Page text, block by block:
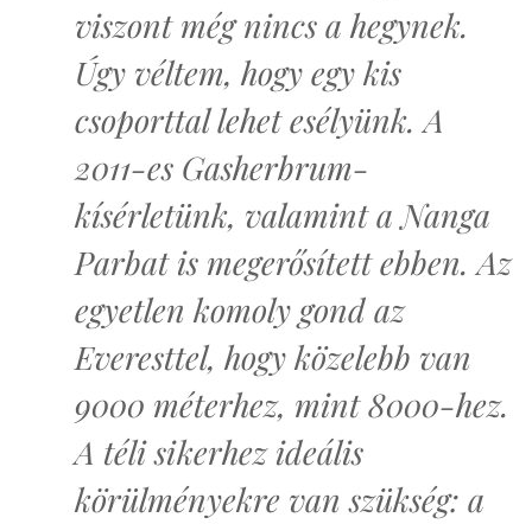
viszont még nincs a hegynek.
Úgy véltem, hogy egy kis
csoporttal lehet esélyünk. A
2011-es Gasherbrum-
kísérletünk, valamint a Nanga
Parbat is megerősített ebben. Az
egyetlen komoly gond az
Everesttel, hogy közelebb van
9000 méterhez, mint 8000-hez.
A téli sikerhez ideális
körülményekre van szükség: a